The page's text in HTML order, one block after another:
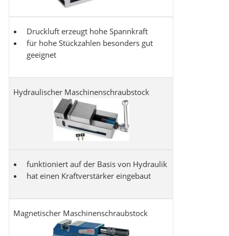
Druckluft erzeugt hohe Spannkraft
für hohe Stückzahlen besonders gut
geeignet
Hydraulischer Maschinenschraubstock
funktioniert auf der Basis von Hydraulik
hat einen Kraftverstärker eingebaut
Magnetischer Maschinenschraubstock